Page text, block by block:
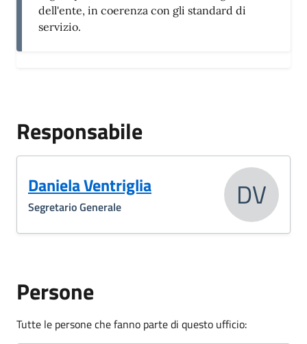
dell'ente, in coerenza con gli standard di
servizio.
Responsabile
Daniela Ventriglia
Segretario Generale DV
Persone
Tutte le persone che fanno parte di questo ufficio: